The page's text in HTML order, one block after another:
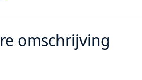
omschrijving